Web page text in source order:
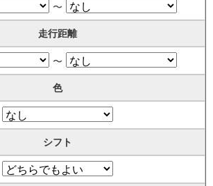
〜
走行距離
〜
色
シフト